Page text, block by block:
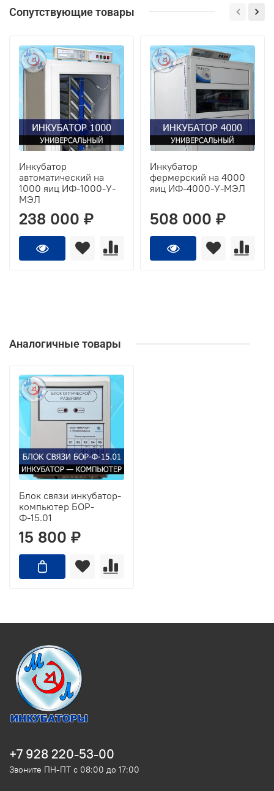
Сопутствующие товары
Инкубатор
автоматический на
1000 яиц ИФ-1000-У-
МЭЛ
238 000 ₽
Инкубатор
фермерский на 4000
яиц ИФ-4000-У-МЭЛ
508 000 ₽
Аналогичные товары
Блок связи инкубатор-
компьютер БОР-
Ф-15.01
15 800 ₽
+7 928 220-53-00
Звоните ПН-ПТ с 08:00 до 17:00